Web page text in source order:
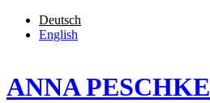
Direkt zum Inhalt
Deutsch
English
ANNA PESCHKE